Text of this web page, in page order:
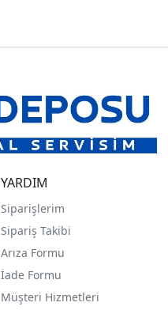
YARDIM
Siparişlerim
Sipariş Takibi
Arıza Formu
İade Formu
Müşteri Hizmetleri